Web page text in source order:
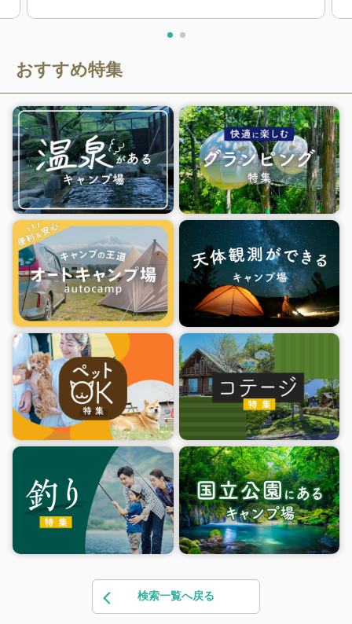
に沈む夕日が絶景！彌彦神社参拝弥彦角田国
上登山魚市場買い物釣りに最適！登山釣りビ
おすすめ特集
検索一覧へ戻る